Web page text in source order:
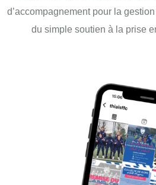
d’accompagnement pour la
du simple soutien à la prise